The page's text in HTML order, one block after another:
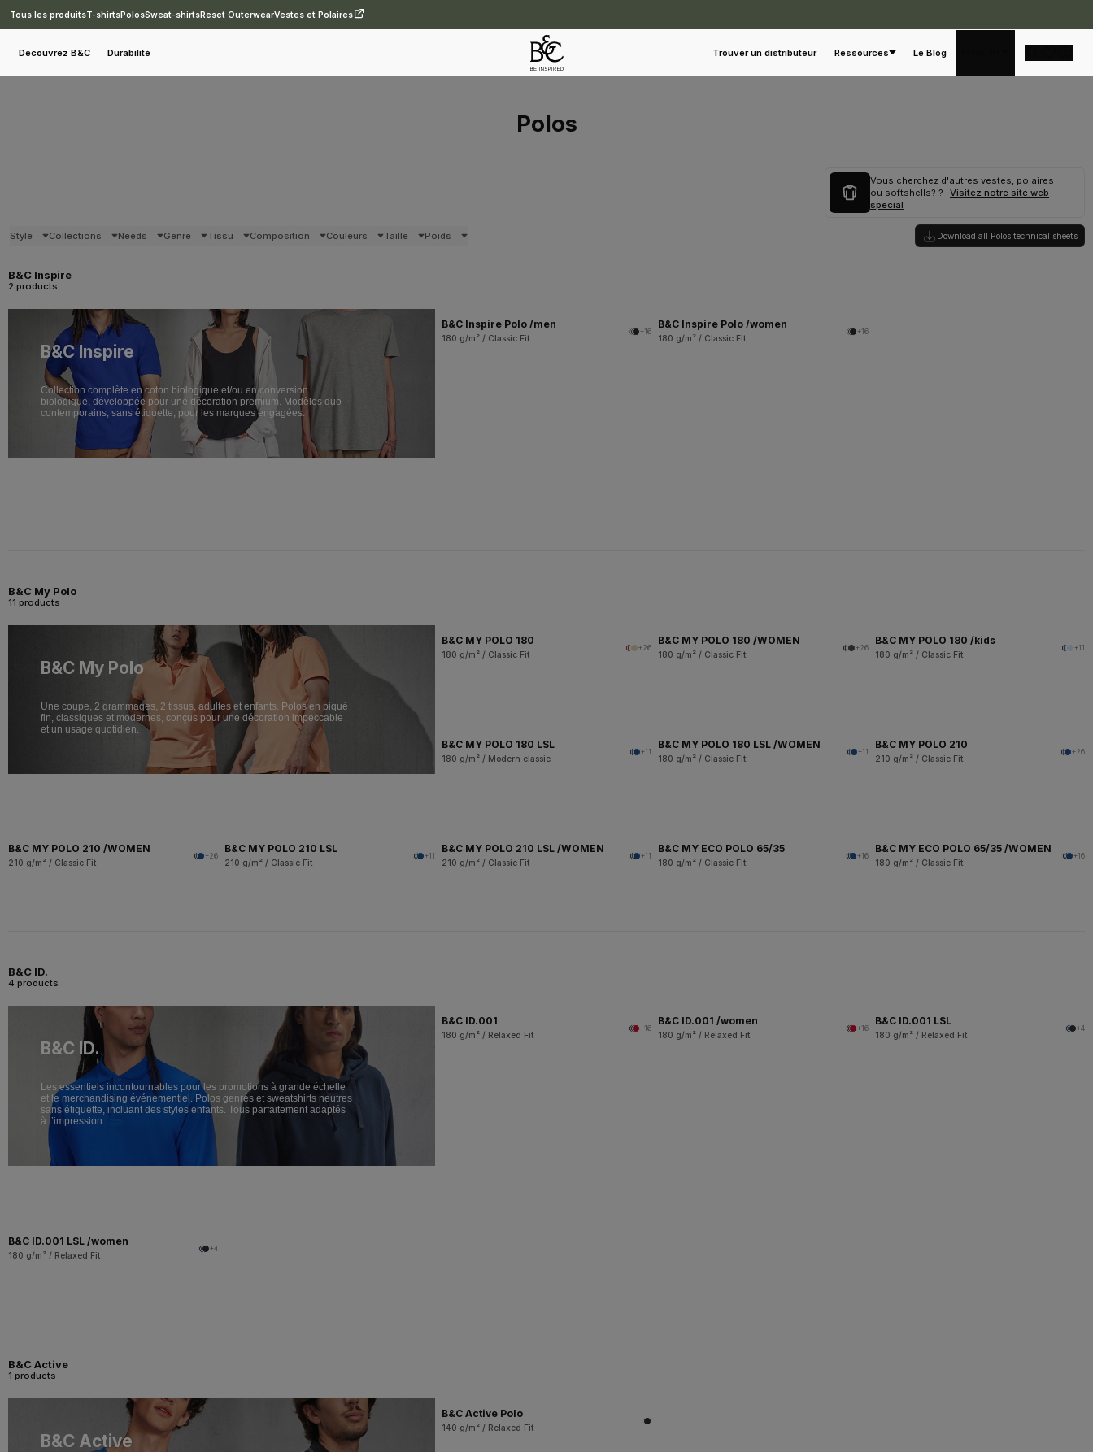
Tous les produitsT-shirtsPolosSweat-shirtsReset OuterwearVestes et Polaires
Découvrez B&C Durabilité Trouver un distributeur Ressources Le Blog
Polos
Vous cherchez d'autres vestes, polaires
ou softshells? ?
Visitez notre site web
spécial
Style Collections Needs Genre Tissu Composition Couleurs Taille Poids Download all Polos technical sheets
B&C Inspire
2 products
B&C Inspire
Collection complète en coton biologique et/ou en conversion
biologique, développée pour une décoration premium. Modèles duo
contemporains, sans étiquette, pour les marques engagées.
B&C Inspire Polo /men
180 g/m² / Classic Fit
+16
B&C Inspire Polo /women
180 g/m² / Classic Fit
+16
B&C My Polo
11 products
B&C My Polo
Une coupe, 2 grammages, 2 tissus, adultes et enfants. Polos en piqué
fin, classiques et modernes, conçus pour une décoration impeccable
et un usage quotidien.
B&C MY POLO 180
180 g/m² / Classic Fit
+26
B&C MY POLO 180 /WOMEN
180 g/m² / Classic Fit
+26
B&C MY POLO 180 /kids
180 g/m² / Classic Fit
+11
B&C MY POLO 180 LSL
180 g/m² / Modern classic
+11
B&C MY POLO 180 LSL /WOMEN
180 g/m² / Classic Fit
+11
B&C MY POLO 210
210 g/m² / Classic Fit
+26
B&C MY POLO 210 /WOMEN
210 g/m² / Classic Fit
+26
B&C MY POLO 210 LSL
210 g/m² / Classic Fit
+11
B&C MY POLO 210 LSL /WOMEN
210 g/m² / Classic Fit
+11
B&C MY ECO POLO 65/35
180 g/m² / Classic Fit
+16
B&C MY ECO POLO 65/35 /WOMEN
180 g/m² / Classic Fit
+16
B&C ID.
4 products
B&C ID.
Les essentiels incontournables pour les promotions à grande échelle
et le merchandising événementiel. Polos genrés et sweatshirts neutres
sans étiquette, incluant des styles enfants. Tous parfaitement adaptés
à l’impression.
B&C ID.001
180 g/m² / Relaxed Fit
+16
B&C ID.001 /women
180 g/m² / Relaxed Fit
+16
B&C ID.001 LSL
180 g/m² / Relaxed Fit
+4
B&C ID.001 LSL /women
180 g/m² / Relaxed Fit
+4
B&C Active
1 products
B&C Active
B&C Active Polo
140 g/m² / Relaxed Fit